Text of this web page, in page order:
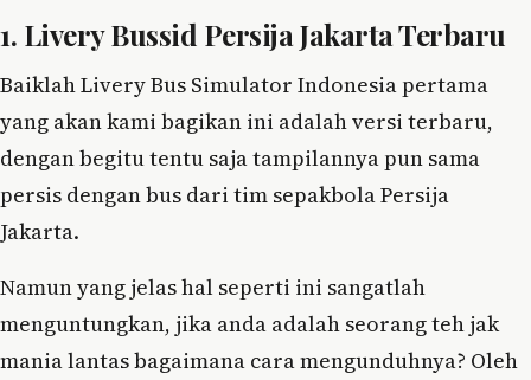
1. Livery Bussid Persija Jakarta Terbaru
Baiklah Livery Bus Simulator Indonesia pertama
yang akan kami bagikan ini adalah versi terbaru,
dengan begitu tentu saja tampilannya pun sama
persis dengan bus dari tim sepakbola Persija
Jakarta.
Namun yang jelas hal seperti ini sangatlah
menguntungkan, jika anda adalah seorang teh jak
mania lantas bagaimana cara mengunduhnya? Oleh